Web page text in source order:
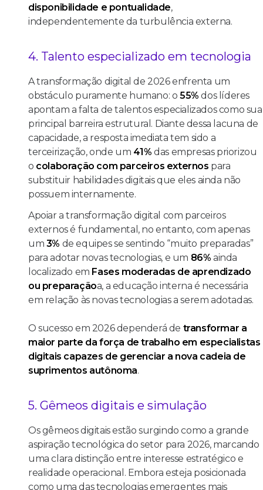
disponibilidade e pontualidade,
independentemente da turbulência externa.
4. Talento especializado em tecnologia
A transformação digital de 2026 enfrenta um
obstáculo puramente humano: o55% dos líderes
apontam a falta de talentos especializados como sua
principal barreira estrutural. Diante dessa lacuna de
capacidade, a resposta imediata tem sido a
terceirização, onde um 41% das empresas priorizou
o colaboração com parceiros externos para
substituir habilidades digitais que eles ainda não
possuem internamente.
Apoiar a transformação digital com parceiros
externos é fundamental, no entanto, com apenas
um 3% de equipes se sentindo “muito preparadas”
para adotar novas tecnologias, e um 86% ainda
localizado em Fases moderadas de aprendizado
ou preparaçãoa, a educação interna é necessária
em relação às novas tecnologias a serem adotadas.
O sucesso em 2026 dependerá de transformar a
maior parte da força de trabalho em especialistas
digitais capazes de gerenciar a nova cadeia de
suprimentos autônoma.
5. Gêmeos digitais e simulação
Os gêmeos digitais estão surgindo como a grande
aspiração tecnológica do setor para 2026, marcando
uma clara distinção entre interesse estratégico e
realidade operacional. Embora esteja posicionada
como uma das tecnologias emergentes mais